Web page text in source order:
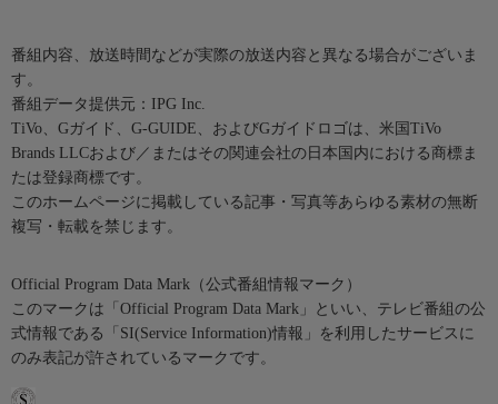
番組内容、放送時間などが実際の放送内容と異なる場合がございま
す。
番組データ提供元：IPG Inc.
TiVo、Gガイド、G-GUIDE、およびGガイドロゴは、米国TiVo
Brands LLCおよび／またはその関連会社の日本国内における商標ま
たは登録商標です。
このホームページに掲載している記事・写真等あらゆる素材の無断
複写・転載を禁じます。
Official Program Data Mark（公式番組情報マーク）
このマークは「Official Program Data Mark」といい、テレビ番組の公
式情報である「SI(Service Information)情報」を利用したサービスに
のみ表記が許されているマークです。